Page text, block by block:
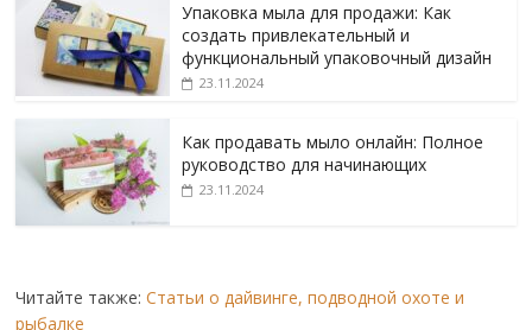
Упаковка мыла для продажи: Как
создать привлекательный и
функциональный упаковочный дизайн
23.11.2024
Как продавать мыло онлайн: Полное
руководство для начинающих
23.11.2024
Читайте также:Статьи о дайвинге, подводной охоте и
рыбалке